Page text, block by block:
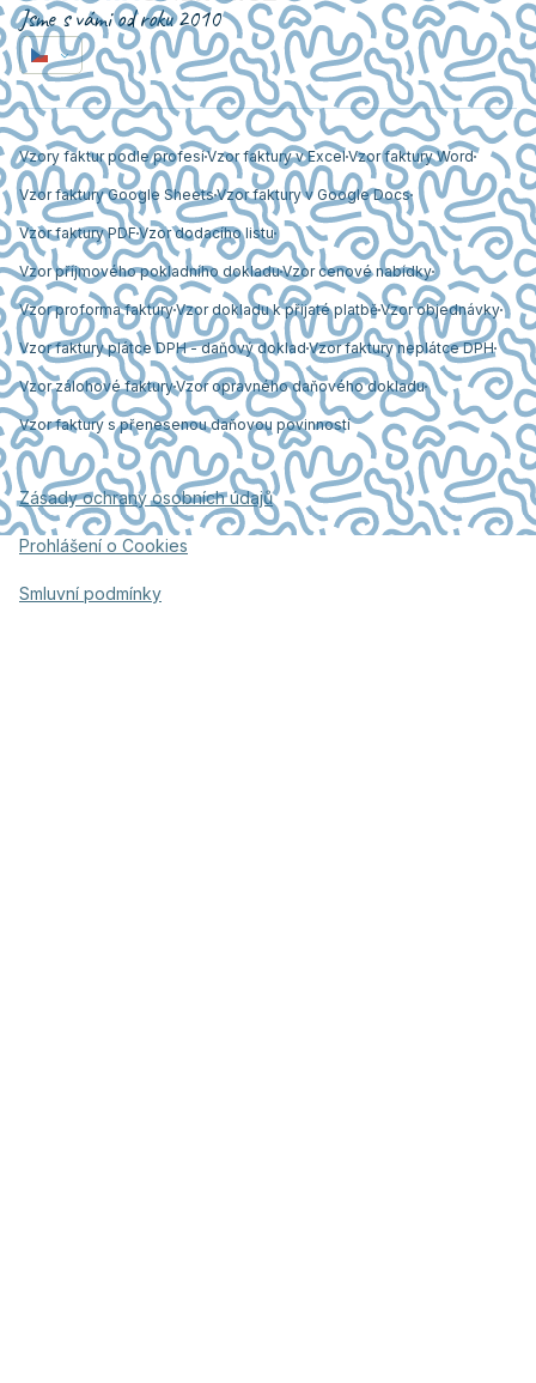
Jsme s vámi od roku 2010
Vzory faktur podle profesíVzor faktury v ExcelVzor faktury Word
Vzor faktury Google SheetsVzor faktury v Google Docs
Vzor faktury PDF Vzor dodacího listu
Vzor příjmového pokladního dokladuVzor cenové nabídky
Vzor proforma fakturyVzor dokladu k přijaté platběVzor objednávky
Vzor faktury plátce DPH - daňový doklad Vzor faktury neplátce DPH
Vzor zálohové fakturyVzor opravného daňového dokladu
Vzor faktury s přenesenou daňovou povinností
Zásady ochrany osobních údajů
Prohlášení o Cookies
Smluvní podmínky